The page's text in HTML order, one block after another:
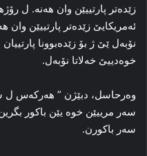
ئەمریکایێ زێده‌تر پارتییێن
نۆبه‌ل ێێ ژ بۆ زێده‌بوونا
خوه‌دییێ خه‌لاتا نۆبه‌ل.
وه‌رحاسل، دبێژن ” هه‌رکه‌س
سه‌ر مرییێن خوه‌ یێن باکور
سه‌ر باکورن.